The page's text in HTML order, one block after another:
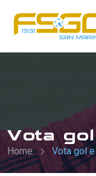
Vota
Home Vota gol